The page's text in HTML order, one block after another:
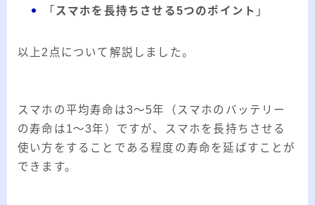
「 スマホを長持ちさせる5つのポイント 」
以上2点について解説しました。
スマホの平均寿命は3～5年（スマホのバッテリー
の寿命は1～3年）ですが、スマホを長持ちさせる
使い方をすることである程度の寿命を延ばすことが
できます。